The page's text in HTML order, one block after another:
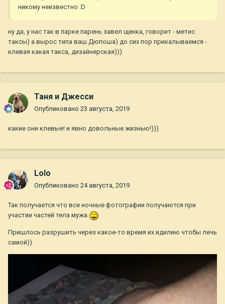
никому неизвестно :D
ну да, у нас так в парке парень завел щенка, говорит - метис
таксы) а вырос типа ваш Дюпоша) до сих пор прикалываемся -
клевая какая такса, дизайнерская)))
Таня и Джесси
Опубликовано 23 августа, 2019
какие они клевые! и явно довольные жизнью!)))
Lolo
Опубликовано 24 августа, 2019
Так получается что все ночные фотографии получаются при
участии частей тела мужа
Пришлось разрушить через какое-то время их идилию чтобы лечь
самой))